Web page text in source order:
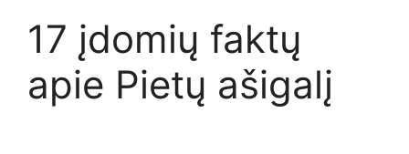
17 įdomių faktų
apie Pietų ašigalį